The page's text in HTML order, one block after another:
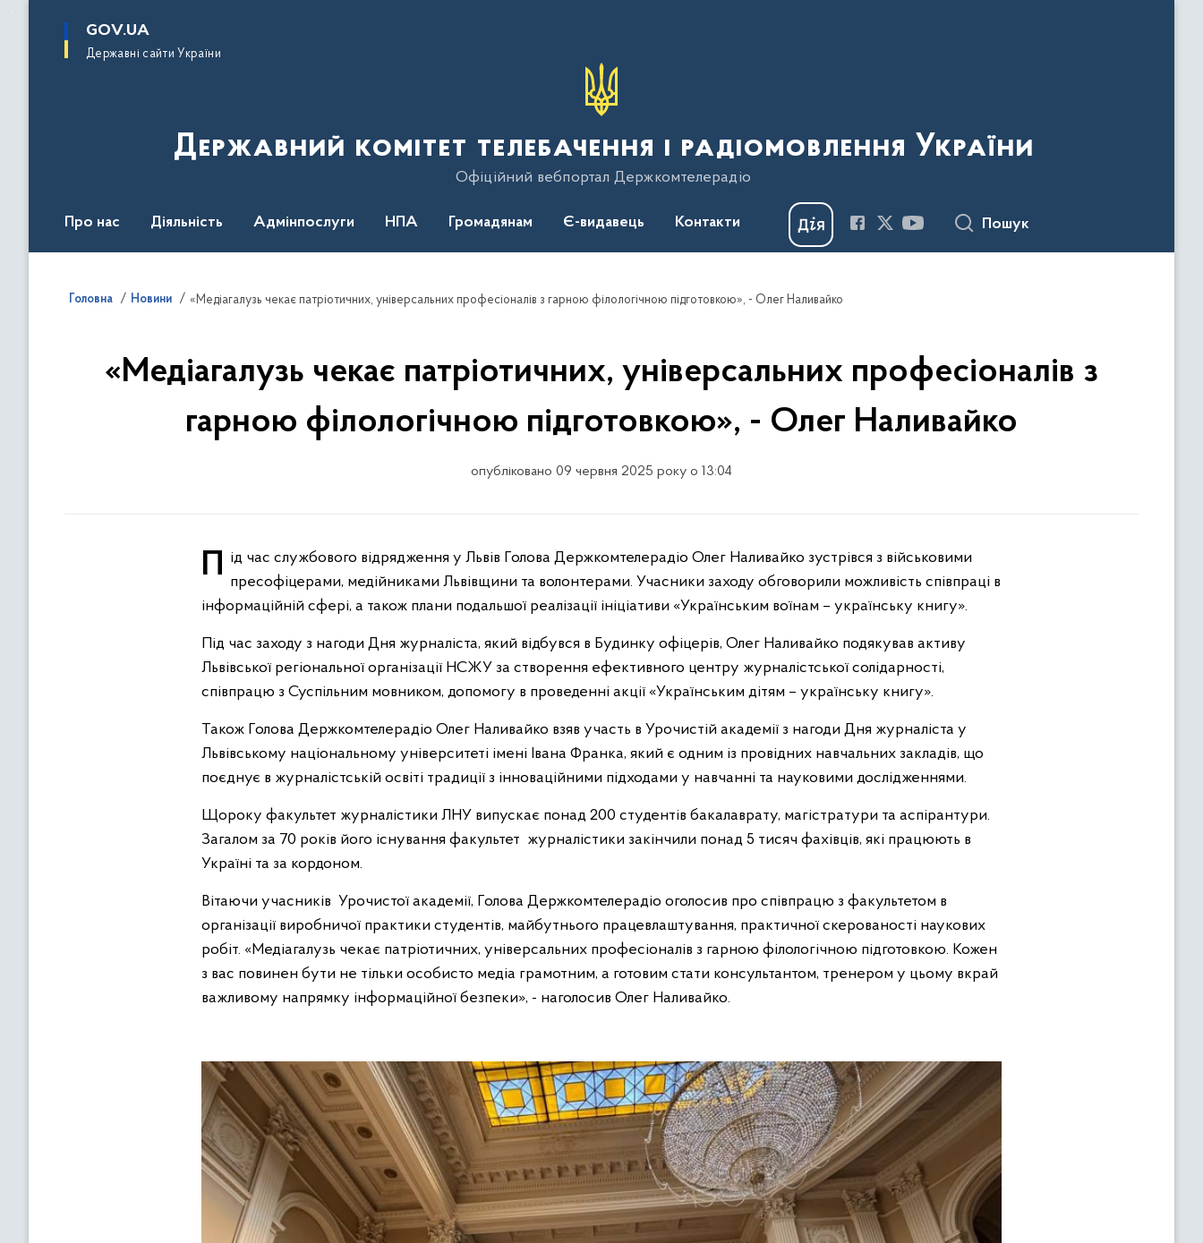
основного
GOV.UA
Державні сайти України
Державний комітет телебачення і радіомовлення України
Офіційний вебпортал Держкомтелерадіо
Про нас Діяльність Адмінпослуги НПА Громадянам Є-видавець Контакти Пошук
Головна Новини «Медіагалузь чекає патріотичних, універсальних професіоналів з гарною філологічною підготовкою», - Олег Наливайко
«Медіагалузь чекає патріотичних, універсальних професіоналів з
гарною філологічною підготовкою», - Олег Наливайко
опубліковано 09 червня 2025 року о 13:04
Під час службового відрядження у Львів Голова Держкомтелерадіо Олег Наливайко зустрівся з військовими пресофіцерами, медійниками Львівщини та волонтерами. Учасники заходу обговорили можливість співпраці в
інформаційній сфері, а також плани подальшої реалізації ініціативи «Українським воїнам – українську книгу».
Під час заходу з нагоди Дня журналіста, який відбувся в Будинку офіцерів, Олег Наливайко подякував активу
Львівської регіональної організації НСЖУ за створення ефективного центру журналістської солідарності,
співпрацю з Суспільним мовником, допомогу в проведенні акції «Українським дітям – українську книгу».
Також Голова Держкомтелерадіо Олег Наливайко взяв участь в Урочистій академії з нагоди Дня журналіста у
Львівському національному університеті імені Івана Франка, який є одним із провідних навчальних закладів, що
поєднує в журналістській освіті традиції з інноваційними підходами у навчанні та науковими дослідженнями.
Щороку факультет журналістики ЛНУ випускає понад 200 студентів бакалаврату, магістратури та аспірантури.
Загалом за 70 років його існування факультет журналістики закінчили понад 5 тисяч фахівців, які працюють в
Україні та за кордоном.
Вітаючи учасників Урочистої академії, Голова Держкомтелерадіо оголосив про співпрацю з факультетом в
організації виробничої практики студентів, майбутнього працевлаштування, практичної скерованості наукових
робіт. «Медіагалузь чекає патріотичних, універсальних професіоналів з гарною філологічною підготовкою. Кожен
з вас повинен бути не тільки особисто медіа грамотним, а готовим стати консультантом, тренером у цьому вкрай
важливому напрямку інформаційної безпеки», - наголосив Олег Наливайко.